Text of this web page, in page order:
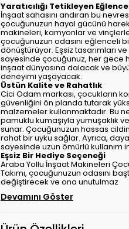
Yaratıcılığı Tetikleyen
İnşaat sahasını andıran bu
çocuğunuzun hayal gücünü
makineleri, kamyonlar ve
çocuğunuzun odasını eğlenceli
dönüştürüyor. Eşsiz tasarımları
sayesinde çocuğunuz, her gece
inşaat dünyasına dalacak ve
deneyimi yaşayacak.
Üstün Kalite ve Rahatlık
Cici Odam markası, çocukların
güvenliğini ön planda tutarak
malzemeler kullanmaktadır. Bu
pamuklu kumaşıyla yumuşaklık
sunar. Çocuğunuzun hassas
rahat bir uyku sağlar. Ayrıca,
sayesinde uzun ömürlü kullanım
Eşsiz Bir Hediye Seçeneği
Araba Yollu İnşaat Makineleri
Takımı, çocuğunuzun odasını
değiştirecek ve ona unutulmaz
Devamını Göster